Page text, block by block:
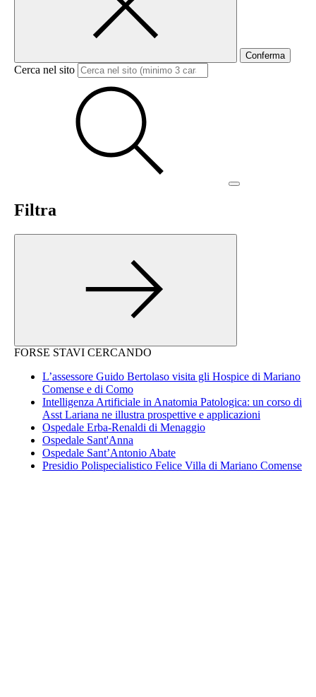
Conferma
Cerca nel sito
Filtra
FORSE STAVI CERCANDO
L’assessore Guido Bertolaso visita gli Hospice di Mariano
Comense e di Como
Intelligenza Artificiale in Anatomia Patologica: un corso di
Asst Lariana ne illustra prospettive e applicazioni
Ospedale Erba-Renaldi di Menaggio
Ospedale Sant'Anna
Ospedale Sant’Antonio Abate
Presidio Polispecialistico Felice Villa di Mariano Comense